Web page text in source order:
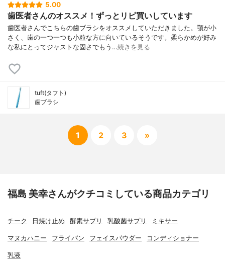
5.00
歯医者さんのオススメ！ずっとリピ買いしています
歯医者さんでこちらの歯ブラシをオススメしていただきました。顎が小
さく、歯の一つ一つも小粒な方に向いているそうです。柔らかめが好み
な私にとってジャストな固さでもう…続きを見る
tuft(タフト)
歯ブラシ
1 2 3 »
福島 美幸さんがクチコミしている商品カテゴリ
チーク 日焼け止め 酵素サプリ 乳酸菌サプリ ミキサー
マヌカハニー フライパン フェイスパウダー コンディショナー
乳液